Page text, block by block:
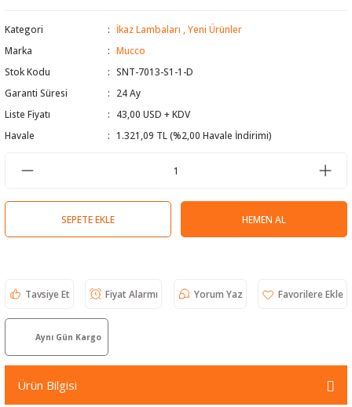
Cihazı
Cihazları
Kategori İkaz Lambaları
Yeni Ürünler
Marka
Mucco
Stok Kodu
SNT-7013-S1-1-D
Garanti Süresi
24 Ay
Liste Fiyatı
43,00 USD + KDV
Havale
1.321,09 TL (%2,00 Havale İndirimi)
SEPETE EKLE HEMEN AL
Tavsiye Et Fiyat Alarmı Yorum Yaz
Aynı Gün Kargo
Ürün Bilgisi